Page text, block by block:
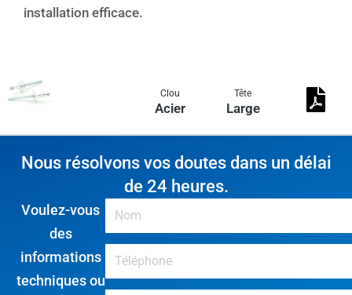
installation efficace.
Clou
Acier
Tête
Large
Nous résolvons vos doutes dans un délai
de 24 heures.
Voulez-vous
des
informations
techniques ou